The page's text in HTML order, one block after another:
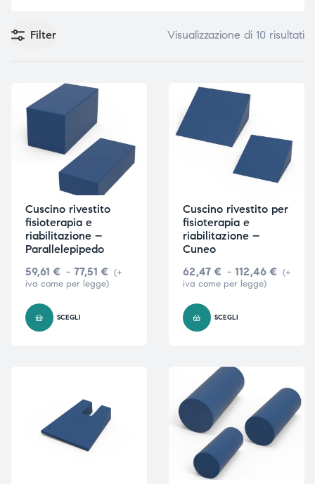
Filter Visualizzazione di 10 risultati
Cuscino rivestito
fisioterapia e
riabilitazione –
Parallelepipedo
59,61 € - 77,51 € (+
iva come per legge)
SCEGLI
Cuscino rivestito per
fisioterapia e
riabilitazione –
Cuneo
62,47 € - 112,46 € (+
iva come per legge)
SCEGLI